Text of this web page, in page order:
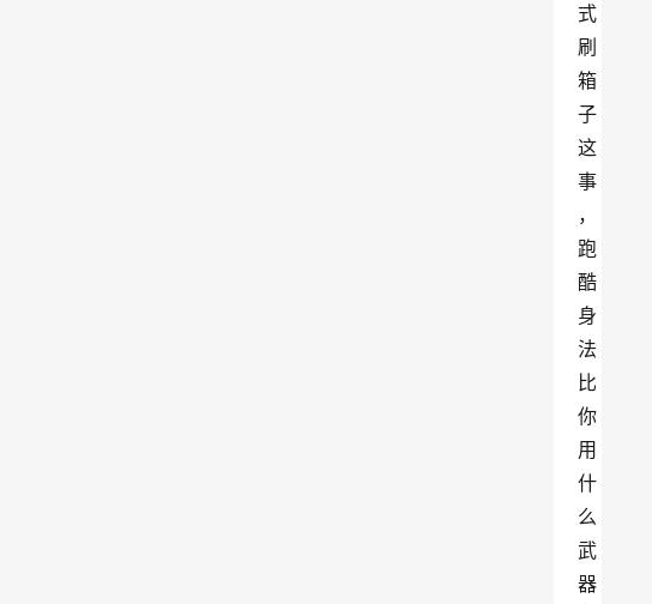
式
刷
箱
子
这
事
，
跑
酷
身
法
比
你
用
什
么
武
器